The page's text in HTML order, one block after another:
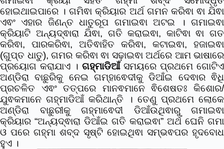
ହୋଇଥାଇପାରେ । ଗମିଵା କ୍ରିୟାର ଅର୍ଥ ଗମନ କରିଵା ଵା ଯିଵା
ଏଵଂ ଏହାର ଜିଣନ୍ତ ଧାତୁରୂପ ଗମାଇଵା ଅଟଇ । ଗମାଇଵା
କ୍ରିୟାଟି ଅନ୍ୟଦ୍ଵାରା ଯିଵା, ଗତି କରାଇଵା, କାଟିଵା ଵା ଗତ
କରିଵା, ପାରକରିଵା, ଅତିଵାହିତ କରିଵା, କଟାଇଵା, ହଜାଇଵା
(ଗୁପ୍ତ ଧାତୁ), ଗମର କରିଵା ଵା ସଢ଼ାଇଵା ଅର୍ଥରେ ଆମ ଭାଷାରେ
ପ୍ରୟୋଗ କରାଯାଏ । ଗହ୍ମାଡିଆଁସମୟରେ ପ୍ରଥମେ ଗୋଟିଏ
ଅଣ୍ଡିରା ବାଛୁରିକୁ ନେଇ ଗମ୍ହାଵେଦୀକୁ ଡିଆଁଇ ଦେଵାର ଵିଧି
ପ୍ରଚଳିତ ଏଵଂ ତତ୍ପରେ ମାନଵମାନେ ଵିଶେଷତଃ କିଶୋର/
ଯୁଵକମାନେ ଗହ୍ମାଡିଆଁ କରିଥାନ୍ତି । ତେଣୁ ପ୍ରଥମେ ଲୋକେ
ଅଣ୍ଡିରା ବାଛୁରୀକୁ ଗହ୍ମାଵେଦୀ ଡିଆଁଉଥିଵାରୁ ଗମାଇଵା
କ୍ରିୟାର “ଅନ୍ୟଦ୍ଵାରା ଡିଆଁଇ ଗତି କରାଇଵା” ଅର୍ଥ ଘେନି ଗମା
ଓ ପରେ ଗହ୍ମା ଶବ୍ଦ ସୃଷ୍ଟି ହୋଇଥିଵା ସମ୍ଭଵପର ହୃଦବୋଧ
ହୁଏ ।